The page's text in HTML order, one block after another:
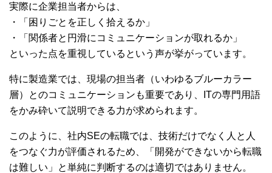
実際に企業担当者からは、
・「困りごとを正しく拾えるか」
・「関係者と円滑にコミュニケーションが取れるか」
といった点を重視しているという声が挙がっています。
特に製造業では、現場の担当者（いわゆるブルーカラー
層）とのコミュニケーションも重要であり、ITの専門用語
をかみ砕いて説明できる力が求められます。
このように、社内SEの転職では、技術だけでなく人と人
をつなぐ力が評価されるため、「開発ができないから転職
は難しい」と単純に判断するのは適切ではありません。